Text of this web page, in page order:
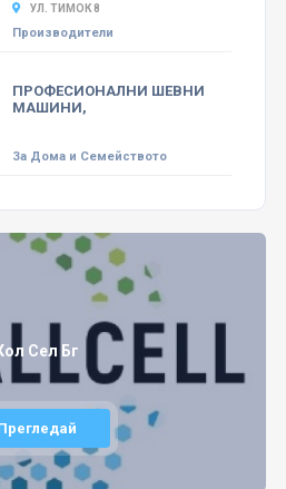
УЛ. ТИМОК 8
Производители
ПРОФЕСИОНАЛНИ ШЕВНИ
МАШИНИ,
За Дома и Семейството
Сел Бг